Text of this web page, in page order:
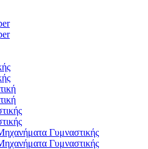
Γυμναστικής
Γυμναστικής